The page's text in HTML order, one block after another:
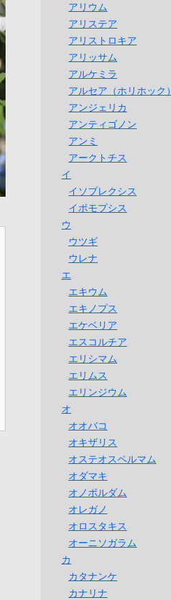
アリウム
アリステア
アリストロキア
アリッサム
アルケミラ
アルセア（ホリホック）
アンジェリカ
アンティゴノン
アンミ
アークトチス
イ
イソプレクシス
イポモプシス
ウ
ウツギ
ウレナ
エ
エキウム
エキノプス
エケベリア
エスコルチア
エリシマム
エリムス
エリンジウム
オ
オオバコ
オキザリス
オステオスペルマム
オダマキ
オノポルダム
オレガノ
オロスタキス
オーニソガラム
カ
カタナンケ
カナリナ